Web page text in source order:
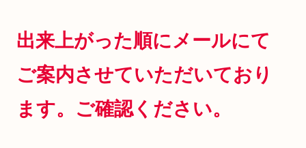
出来上がった順にメールにて
ご案内させていただいており
ます。ご確認ください。